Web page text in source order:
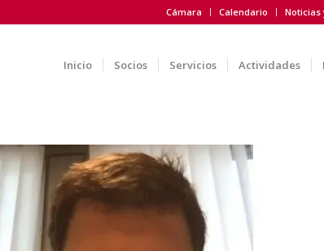
Cámara Calendario Noticias
Inicio Socios Servicios Actividades